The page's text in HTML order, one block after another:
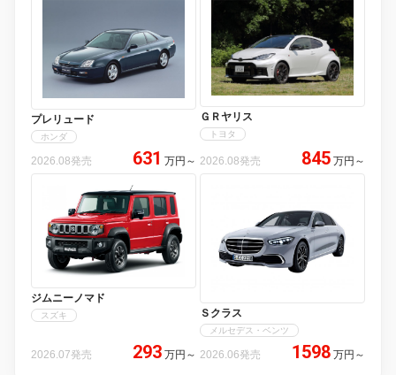
プレリュード
ホンダ
2026.08発売 631 万円 ～
ＧＲヤリス
トヨタ
2026.08発売 845 万円 ～
ジムニーノマド
スズキ
2026.07発売 293 万円 ～
Ｓクラス
メルセデス・ベンツ
2026.06発売 1598 万円 ～